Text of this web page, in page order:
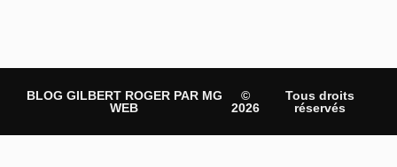
BLOG GILBERT ROGER PAR MG
WEB
©
2026
Tous droits
réservés